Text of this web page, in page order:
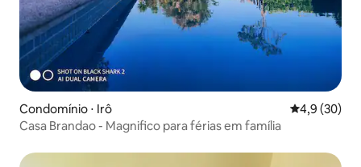
Condomínio ⋅ Irô 4,9 de uma
4,9 (30)
Casa Brandao - Magnifico para férias em família